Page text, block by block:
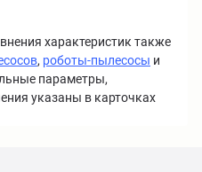
характеристик также
, роботы-пылесосы и
параметры,
указаны в карточках